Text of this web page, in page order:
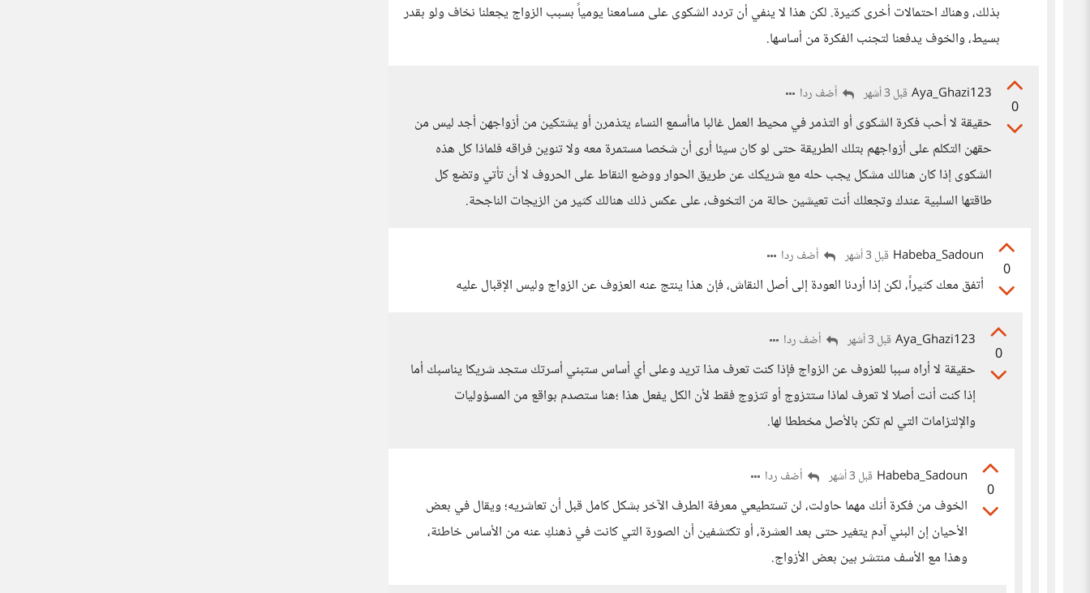
بذلك، وهناك احتمالات أخرى كثيرة. لكن هذا لا ينفي أن تردد الشكوى على مسامعنا يومياً بسبب الزواج يجعلنا نخاف ولو بقدر
بسيط، والخوف يدفعنا لتجنب الفكرة من أساسها.
0
Aya_Ghazi123 قبل 3 أشهر أضف ردا
حقيقة لا أحب فكرة الشكوى أو التذمر في محيط العمل غالبا ماأسمع النساء يتذمرن أو يشتكين من أزواجهن أجد ليس من
حقهن التكلم على أزواجهم بتلك الطريقة حتى لو كان سيئا أرى أن شخصا مستمرة معه ولا تنوين فراقه فلماذا كل هذه
الشكوى إذا كان هنالك مشكل يجب حله مع شريكك عن طريق الحوار ووضع النقاط على الحروف لا أن تأتي وتضع كل
طاقتها السلبية عندك وتجعلك أنت تعيشين حالة من التخوف، على عكس ذلك هنالك كثير من الزيجات الناجحة.
0
Habeba_Sadoun قبل 3 أشهر أضف ردا
أتفق معك كثيراً، لكن إذا أردنا العودة إلى أصل النقاش، فإن هذا ينتج عنه العزوف عن الزواج وليس الإقبال عليه
0
Aya_Ghazi123 قبل 3 أشهر أضف ردا
حقيقة لا أراه سببا للعزوف عن الزواج فإذا كنت تعرف مذا تريد وعلى أي أساس ستبني أسرتك ستجد شريكا يناسبك أما
إذا كنت أنت أصلا لا تعرف لماذا ستتزوج أو تتزوج فقط لأن الكل يفعل هذا ؛هنا ستصدم بواقع من المسؤوليات
والإلتزامات التي لم تكن بالأصل مخططا لها.
0
Habeba_Sadoun قبل 3 أشهر أضف ردا
الخوف من فكرة أنك مهما حاولت، لن تستطيعي معرفة الطرف الآخر بشكل كامل قبل أن تعاشريه؛ ويقال في بعض
الأحيان إن البني آدم يتغير حتى بعد العشرة، أو تكتشفين أن الصورة التي كانت في ذهنكِ عنه من الأساس خاطئة،
وهذا مع الأسف منتشر بين بعض الأزواج.